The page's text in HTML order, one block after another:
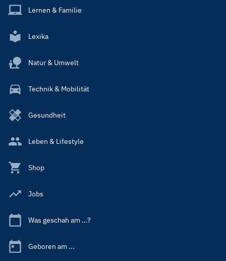
Lernen & Familie
Lexika
Natur & Umwelt
Technik & Mobilität
Gesundheit
Leben & Lifestyle
Shop
Jobs
Was geschah am ...?
Geboren am ...